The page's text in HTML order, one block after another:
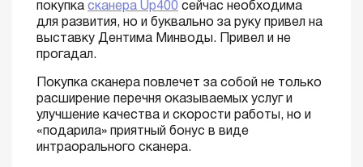
покупка сканера Up400 сейчас необходима
для развития, но и буквально за руку привел на
выставку Дентима Минводы. Привел и не
прогадал.
Покупка сканера повлечет за собой не только
расширение перечня оказываемых услуг и
улучшение качества и скорости работы, но и
«подарила» приятный бонус в виде
интраорального сканера.